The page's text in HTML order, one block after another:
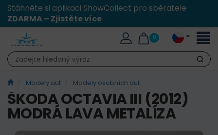
Stáhněte si aplikaci ShowCollect pro sběratele
ZDARMA – Zjistěte více
0
Hledat
Modely aut Modely osobních aut
ŠKODA OCTAVIA III (2012)
MODRÁ LAVA METALÍZA